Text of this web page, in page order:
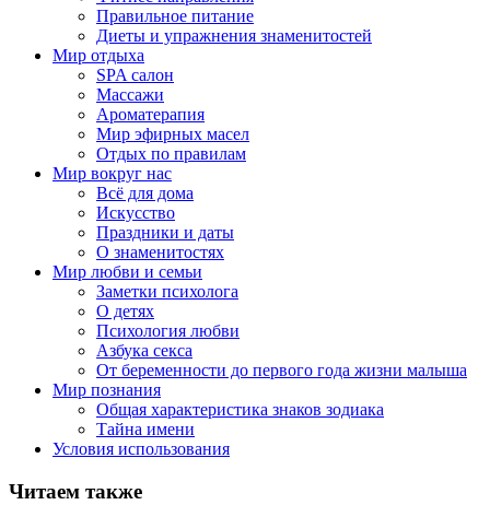
Правильное питание
Диеты и упражнения знаменитостей
Мир отдыха
SPA салон
Массажи
Ароматерапия
Мир эфирных масел
Отдых по правилам
Мир вокруг нас
Всё для дома
Искусство
Праздники и даты
О знаменитостях
Мир любви и семьи
Заметки психолога
О детях
Психология любви
Азбука секса
От беременности до первого года жизни малыша
Мир познания
Общая характеристика знаков зодиака
Тайна имени
Условия использования
Читаем также